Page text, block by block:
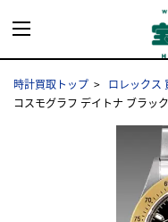
時計買取トップ ロレックス
コスモグラフ デイトナ ブラッ